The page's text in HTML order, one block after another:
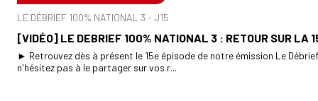
LE DÉBRIEF 100% NATIONAL 3 - J15
[VIDÉO] LE DEBRIEF 100% NATIONAL 3 : RETOUR SUR LA
► Retrouvez dès à présent le 15e épisode de notre émission Le
n'hésitez pas à le partager sur vos r...